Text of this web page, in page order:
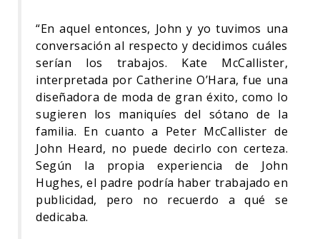
“En aquel entonces, John y yo tuvimos una
conversación al respecto y decidimos cuáles
serían los trabajos. Kate McCallister,
interpretada por Catherine O’Hara, fue una
diseñadora de moda de gran éxito, como lo
sugieren los maniquíes del sótano de la
familia. En cuanto a Peter McCallister de
John Heard, no puede decirlo con certeza.
Según la propia experiencia de John
Hughes, el padre podría haber trabajado en
publicidad, pero no recuerdo a qué se
dedicaba.